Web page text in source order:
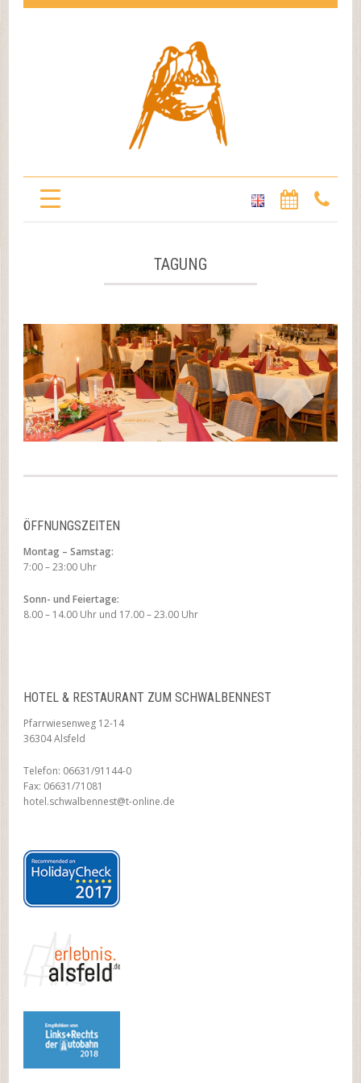
TAGUNG
ÖFFNUNGSZEITEN
Montag – Samstag:
7:00 – 23:00 Uhr
Sonn- und Feiertage:
8.00 – 14.00 Uhr und 17.00 – 23.00 Uhr
HOTEL & RESTAURANT ZUM SCHWALBENNEST
Pfarrwiesenweg 12-14
36304 Alsfeld
Telefon: 06631/91144-0
Fax: 06631/71081
hotel.schwalbennest@t-online.de